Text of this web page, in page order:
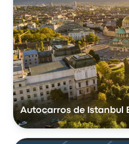
Autocarros de Istanbul